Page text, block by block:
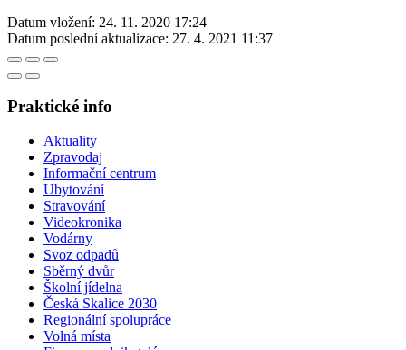
Datum vložení: 24. 11. 2020 17:24
Datum poslední aktualizace: 27. 4. 2021 11:37
Praktické info
Aktuality
Zpravodaj
Informační centrum
Ubytování
Stravování
Videokronika
Vodárny
Svoz odpadů
Sběrný dvůr
Školní jídelna
Česká Skalice 2030
Regionální spolupráce
Volná místa